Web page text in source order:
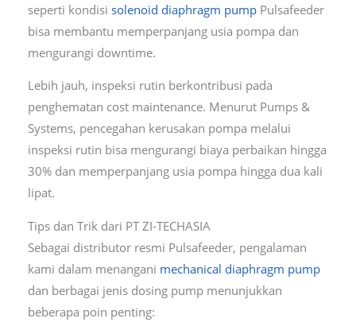
seperti kondisi solenoid diaphragm pumpPulsafeeder
bisa membantu memperpanjang usia pompa dan
mengurangi downtime.
Lebih jauh, inspeksi rutin berkontribusi pada
penghematan cost maintenance. Menurut Pumps &
Systems, pencegahan kerusakan pompa melalui
inspeksi rutin bisa mengurangi biaya perbaikan hingga
30% dan memperpanjang usia pompa hingga dua kali
lipat.
Tips dan Trik dari PT ZI-TECHASIA
Sebagai distributor resmi Pulsafeeder, pengalaman
kami dalam menangani mechanical diaphragm pump
dan berbagai jenis dosing pump menunjukkan
beberapa poin penting: